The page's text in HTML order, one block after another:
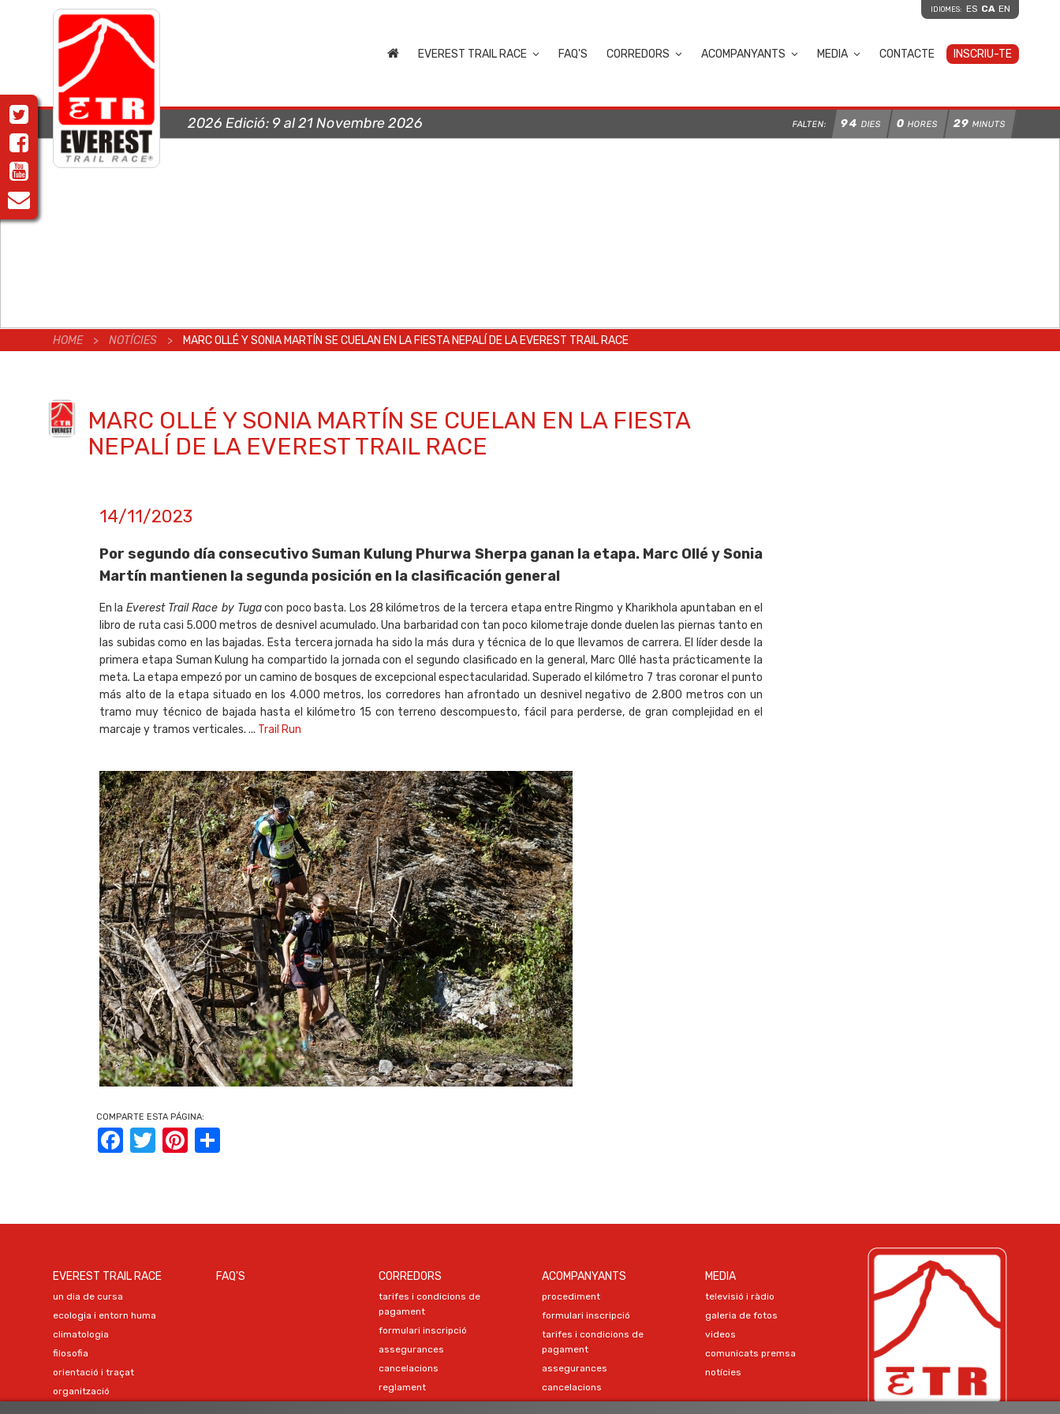
IDIOMES: ES CA EN
EVEREST TRAIL RACE FAQ'S CORREDORS ACOMPANYANTS MEDIA CONTACTE INSCRIU-TE
2026 Edició: 9 al 21 Novembre 2026 FALTEN: 94 DIES 0 HORES 29 MINUTS
HOME > NOTÍCIES > MARC OLLÉ Y SONIA MARTÍN SE CUELAN EN LA FIESTA NEPALÍ DE LA EVEREST TRAIL RACE
MARC OLLÉ Y SONIA MARTÍN SE CUELAN EN LA FIESTA
NEPALÍ DE LA EVEREST TRAIL RACE
14/11/2023
Por segundo día consecutivo Suman Kulung Phurwa Sherpa ganan la etapa. Marc Ollé y Sonia
Martín mantienen la segunda posición en la clasificación general
En la Everest Trail Race by Tugacon poco basta. Los 28 kilómetros de la tercera etapa entre Ringmo y Kharikhola apuntaban en el
libro de ruta casi 5.000 metros de desnivel acumulado. Una barbaridad con tan poco kilometraje donde duelen las piernas tanto en
las subidas como en las bajadas. Esta tercera jornada ha sido la más dura y técnica de lo que llevamos de carrera. El líder desde la
primera etapa Suman Kulung ha compartido la jornada con el segundo clasificado en la general, Marc Ollé hasta prácticamente la
meta. La etapa empezó por un camino de bosques de excepcional espectacularidad. Superado el kilómetro 7 tras coronar el punto
más alto de la etapa situado en los 4.000 metros, los corredores han afrontado un desnivel negativo de 2.800 metros con un
tramo muy técnico de bajada hasta el kilómetro 15 con terreno descompuesto, fácil para perderse, de gran complejidad en el
marcaje y tramos verticales. ... Trail Run
COMPARTE ESTA PÁGINA:
FacebookTwitter Pinterest
EVEREST TRAIL RACE
un dia de cursa
ecologia i entorn huma
climatologia
filosofia
orientació i traçat
organització
FAQ'S CORREDORS
tarifes i condicions de
pagament
formulari inscripció
assegurances
cancelacions
reglament
ACOMPANYANTS
procediment
formulari inscripció
tarifes i condicions de
pagament
assegurances
cancelacions
MEDIA
televisió i ràdio
galeria de fotos
videos
comunicats premsa
notícies